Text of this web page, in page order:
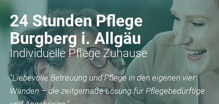
24 Stunden Pflege
Burgberg i. Allgäu
Individuelle Pflege Zuhause
"Liebevolle Betreuung und Pflege in den eigenen vier
Wänden – die zeitgemäße Lösung für Pflegebedürftige